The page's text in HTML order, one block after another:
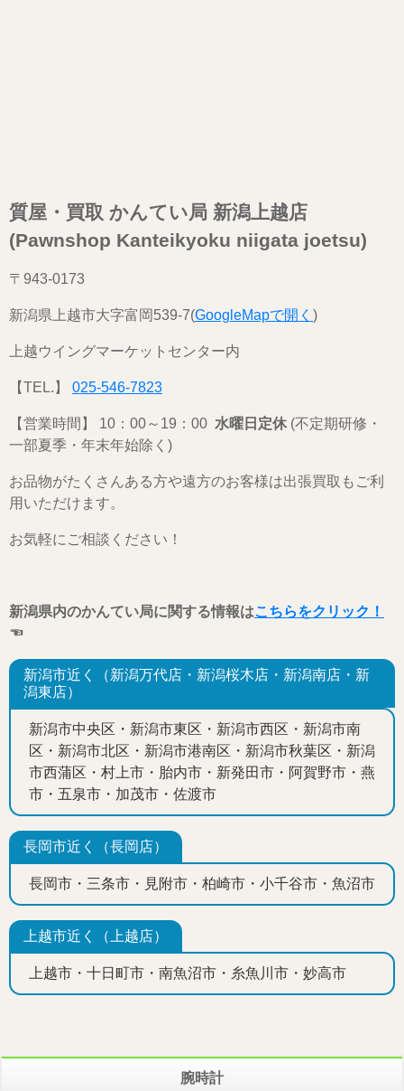
質屋・買取 かんてい局 新潟上越店
(Pawnshop Kanteikyoku niigata joetsu)
〒943-0173
新潟県上越市大字富岡539-7(GoogleMapで開く )
上越ウイングマーケットセンター内
【TEL.】 025-546-7823
【営業時間】 10：00～19：00 水曜日定休(不定期研修・
一部夏季・年末年始除く)
お品物がたくさんある方や遠方のお客様は出張買取 もご利
用いただけます。
お気軽にご相談ください！
新潟県内のかんてい局に関する情報はこちらをクリック！
☜
新潟市近く（新潟万代店・新潟桜木店・新潟南店・新
潟東店）
新潟市中央区・新潟市東区・新潟市西区・新潟市南
区・新潟市北区・新潟市港南区・新潟市秋葉区・新潟
市西蒲区・村上市・胎内市・新発田市・阿賀野市・燕
市・五泉市・加茂市・佐渡市
長岡市近く（長岡店）
長岡市・三条市・見附市・柏崎市・小千谷市・魚沼市
上越市近く（上越店）
上越市・十日町市・南魚沼市・糸魚川市・妙高市
腕時計